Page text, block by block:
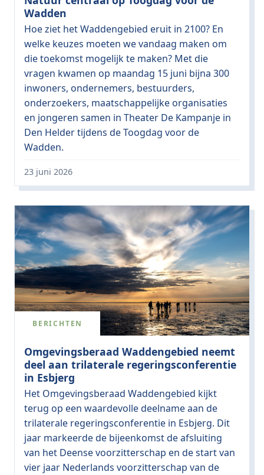
Wadden
Hoe ziet het Waddengebied eruit in 2100? En
welke keuzes moeten we vandaag maken om
die toekomst mogelijk te maken? Met die
vragen kwamen op maandag 15 juni bijna 300
inwoners, ondernemers, bestuurders,
onderzoekers, maatschappelijke organisaties
en jongeren samen in Theater De Kampanje in
Den Helder tijdens de Toogdag voor de
Wadden.
23 juni 2026
BERICHTEN
Omgevingsberaad Waddengebied neemt
deel aan trilaterale regeringsconferentie
in Esbjerg
Het Omgevingsberaad Waddengebied kijkt
terug op een waardevolle deelname aan de
trilaterale regeringsconferentie in Esbjerg. Dit
jaar markeerde de bijeenkomst de afsluiting
van het Deense voorzitterschap en de start van
vier jaar Nederlands voorzitterschap van de